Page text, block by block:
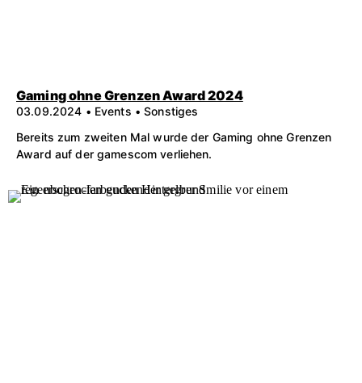
Gaming ohne Grenzen Award 2024
03.09.2024 • Events • Sonstiges
Bereits zum zweiten Mal wurde der Gaming ohne Grenzen
Award auf der gamescom verliehen.